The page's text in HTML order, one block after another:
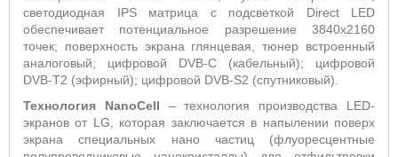
светодиодная IPSматрица с подсветкой Direct
LED
обеспечивает потенциальное разрешение 3840x2160
точек; поверхность экрана глянцевая, тюнер встроенный
аналоговый; цифровой DVB-C (кабельный); цифровой
DVB-T2 (эфирный); цифровой DVB-S2 (спутниковый).
Технология NanoCell
– технология производства LED-
экранов от LG, которая заключается в напылении поверх
экрана специальных нано частиц (флуоресцентные